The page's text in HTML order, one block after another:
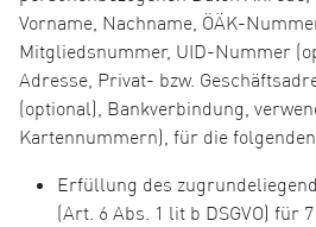
Vorname, Nachname, ÖÄK-
Mitgliedsnummer, UID-Nummer
Adresse, Privat- bzw.
(optional), Bankverbindung,
Kartennummern), für die
Erfüllung des
(Art. 6 Abs. 1 lit b DSGVO) für